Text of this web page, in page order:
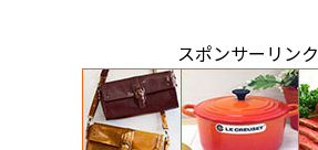
スポンサーリンク